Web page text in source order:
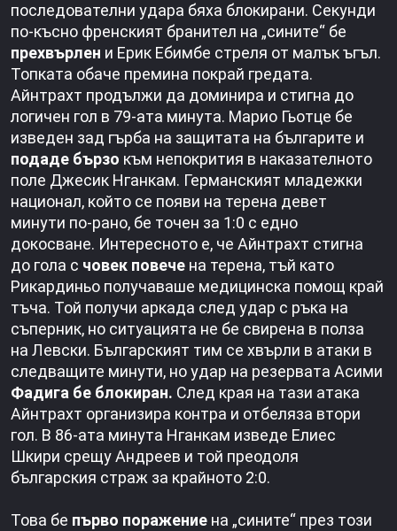
последователни удара бяха блокирани. Секунди
по-късно френският бранител на „сините“ бе
прехвърлен и Ерик Ебимбе стреля от малък ъгъл.
Топката обаче премина покрай гредата.
Айнтрахт продължи да доминира и стигна до
логичен гол в 79-ата минута. Марио Гьотце бе
изведен зад гърба на защитата на българите и
подаде бързо към непокрития в наказателното
поле Джесик Нганкам. Германският младежки
национал, който се появи на терена девет
минути по-рано, бе точен за 1:0 с едно
докосване. Интересното е, че Айнтрахт стигна
до гола с човек повече на терена, тъй като
Рикардиньо получаваше медицинска помощ край
тъча. Той получи аркада след удар с ръка на
съперник, но ситуацията не бе свирена в полза
на Левски. Българският тим се хвърли в атаки в
следващите минути, но удар на резервата Асими
Фадига бе блокиран. След края на тази атака
Айнтрахт организира контра и отбеляза втори
гол. В 86-ата минута Нганкам изведе Елиес
Шкири срещу Андреев и той преодоля
българския страж за крайното 2:0.
Това бе първо поражение на „сините“ през този